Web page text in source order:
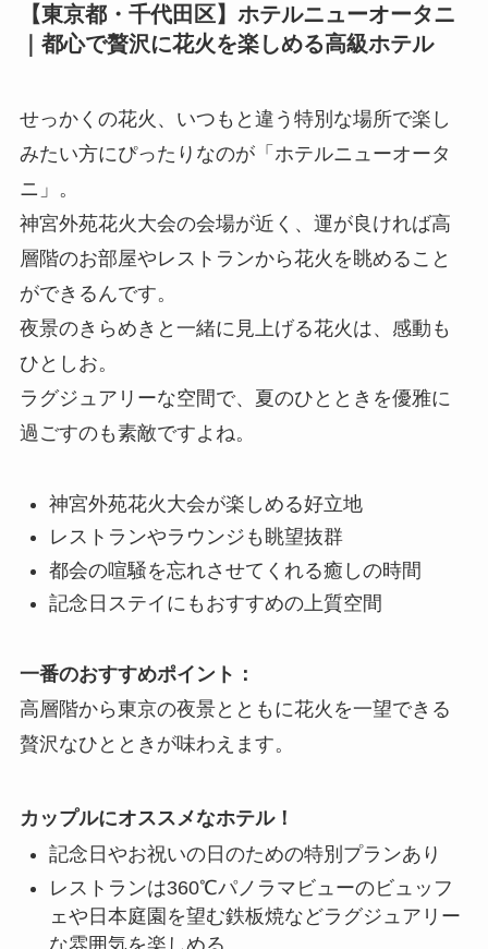
【東京都・千代田区】ホテルニューオータニ
｜都心で贅沢に花火を楽しめる高級ホテル
せっかくの花火、いつもと違う特別な場所で楽し
みたい方にぴったりなのが「ホテルニューオータ
ニ」。
神宮外苑花火大会の会場が近く、運が良ければ高
層階のお部屋やレストランから花火を眺めること
ができるんです。
夜景のきらめきと一緒に見上げる花火は、感動も
ひとしお。
ラグジュアリーな空間で、夏のひとときを優雅に
過ごすのも素敵ですよね。
神宮外苑花火大会が楽しめる好立地
レストランやラウンジも眺望抜群
都会の喧騒を忘れさせてくれる癒しの時間
記念日ステイにもおすすめの上質空間
一番のおすすめポイント：
高層階から東京の夜景とともに花火を一望できる
贅沢なひとときが味わえます。
カップルにオススメなホテル！
記念日やお祝いの日のための特別プランあり
レストランは360℃パノラマビューのビュッフ
ェや日本庭園を望む鉄板焼などラグジュアリー
な雰囲気を楽しめる